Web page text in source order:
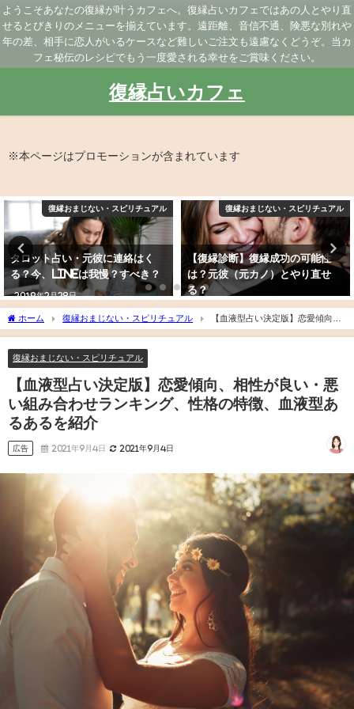
ようこそあなたの復縁が叶うカフェへ。復縁占いカフェではあの人とやり直
せるとびきりのメニューを揃えています。遠距離、音信不通、険悪な別れや
年の差、相手に恋人がいるケースなど難しいご注文も遠慮なくどうぞ。当カ
フェ秘伝のレシピでもう一度愛される幸せをご賞味ください。
復縁占いカフェ
※本ページはプロモーションが含まれています
復縁おまじない・スピリチュアル
タロット占い・元彼に連絡はく
る？今、LINEは我慢？すべき？
2019年2月28日
復縁おまじない・スピリチュアル
【復縁診断】復縁成功の可能性
は？元彼（元カノ）とやり直せ
る？
ホーム 復縁おまじない・スピリチュアル
【血液型占い決定版】恋愛傾向、
相性が良い・悪い組み合わせランキング、性格の特徴、血液型あるあるを紹介
復縁おまじない・スピリチュアル
【血液型占い決定版】恋愛傾向、相性が良い・悪
い組み合わせランキング、性格の特徴、血液型あ
るあるを紹介
広告 2021年9月4日 2021年9月4日